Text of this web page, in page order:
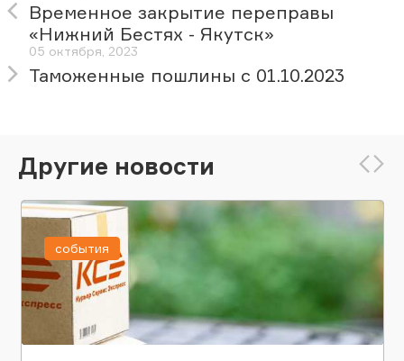
Временное закрытие переправы
«Нижний Бестях - Якутск»
05 октября, 2023
Таможенные пошлины с 01.10.2023
Другие новости
события